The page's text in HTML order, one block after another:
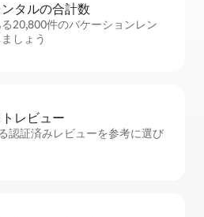
タ⁠ル⁠の合⁠計⁠数
20,800件のバケーションレン
しょう
レ⁠ビ⁠ュ⁠ー
認証済みレビューを参考に選び